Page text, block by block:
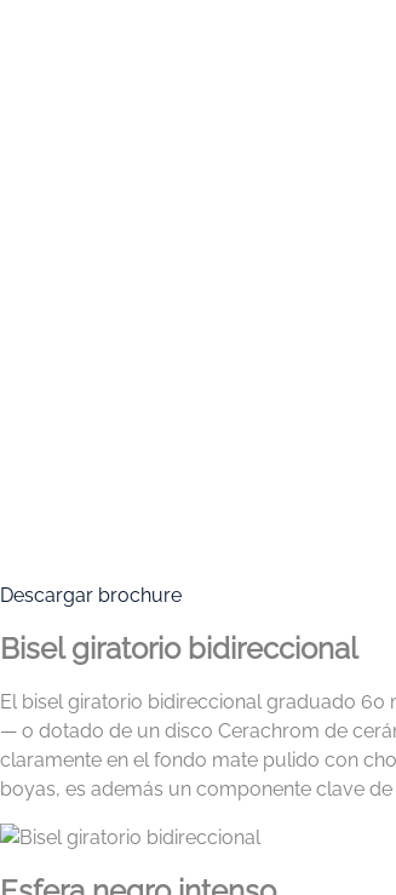
Descargar brochure
Bisel giratorio bidireccional
El bisel giratorio bidireccional graduado 60
— o dotado de un disco Cerachrom de
claramente en el fondo mate pulido con
boyas, es además un componente clave